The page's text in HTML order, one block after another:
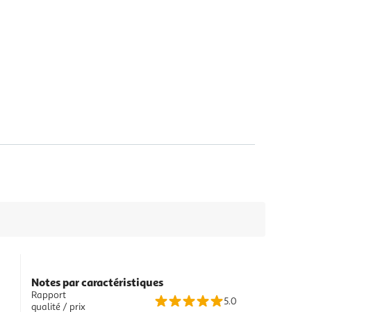
Notes par caractéristiques
Rapport
qualité / prix
5.0